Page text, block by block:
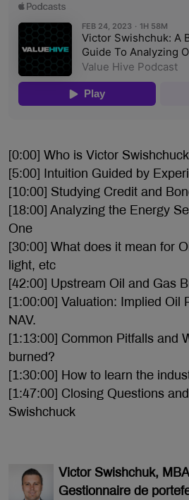
[0:00] Who is Victor
[5:00] Intuition Guided by
[10:00] Studying Credit and
[18:00] Analyzing the Energy
One
[30:00] What does it mean for
light, etc
[42:00] Upstream Oil and Gas
[1:00:00] Valuation: Implied Oil
NAV.
[1:13:00] Common Pitfalls and
burned?
[1:30:00] How to learn the
[1:47:00] Closing Questions
Swishchuck
Victor Swishchuk,
Gestionnaire de